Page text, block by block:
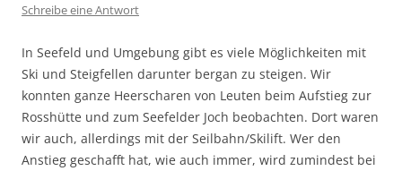
Schreibe eine Antwort
In Seefeld und Umgebung gibt es viele Möglichkeiten mit
Ski und Steigfellen darunter bergan zu steigen. Wir
konnten ganze Heerscharen von Leuten beim Aufstieg zur
Rosshütte und zum Seefelder Joch beobachten. Dort waren
wir auch, allerdings mit der Seilbahn/Skilift. Wer den
Anstieg geschafft hat, wie auch immer, wird zumindest bei